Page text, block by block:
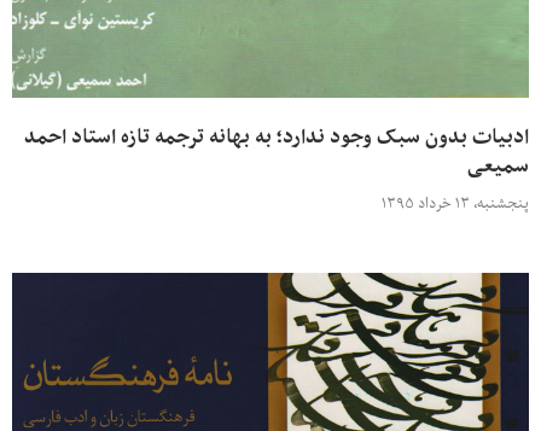
ادبیات بدون سبک وجود ندارد؛ به بهانه ترجمه تازه استاد احمد
سمیعی
پنجشنبه، ۱۳ خرداد ۱۳۹۵